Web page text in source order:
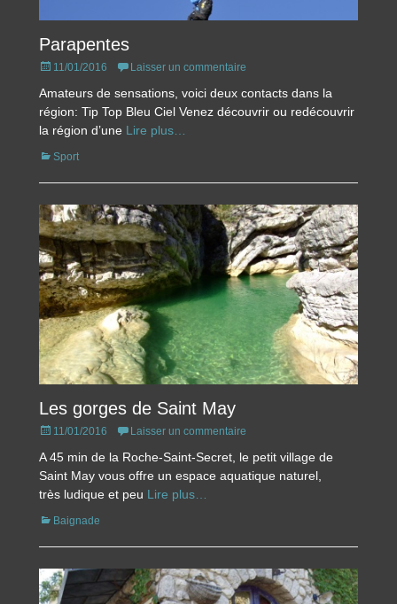
Parapentes
Posted
11/01/2016 Laisser un commentaire
Amateurs de sensations, voici deux contacts dans la
région: Tip Top Bleu Ciel Venez découvrir ou redécouvrir
la région d’une Lire plus…
Catégories
Sport
Les gorges de Saint May
Posted
11/01/2016 Laisser un commentaire
A 45 min de la Roche-Saint-Secret, le petit village de
Saint May vous offre un espace aquatique naturel,
très ludique et peu Lire plus…
Catégories
Baignade